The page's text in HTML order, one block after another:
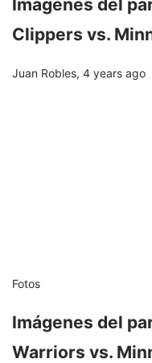
Imágenes del
Clippers vs.
Juan Robles, 4 years ago
Fotos
Imágenes del
Warriors vs.